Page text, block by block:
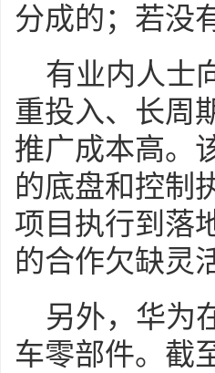
分成的；若没
有业内人士
重投入、长周
推广成本高。
的底盘和控制
项目执行到落
的合作欠缺灵
另外，华为
车零部件。截